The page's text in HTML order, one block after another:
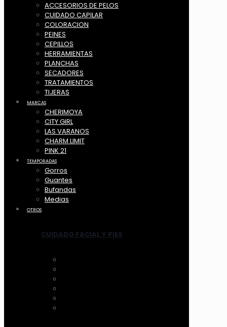
ACCESORIOS DE PELOS
CUIDADO CAPILAR
COLORACION
PEINES
CEPILLOS
HERRAMIENTAS
PLANCHAS
SECADORES
TRATAMIENTOS
TIJERAS
MARCAS
CHERIMOYA
CITY GIRL
LAS VARANOS
CHARM LIMIT
PINK 21
TEMPORADAS
Gorros
Guantes
Bufandas
Medias
OTROS
CUIDADO FACIAL Y PIES